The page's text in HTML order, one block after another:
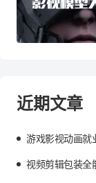
近期文章
游戏影视动画就
视频剪辑包装全